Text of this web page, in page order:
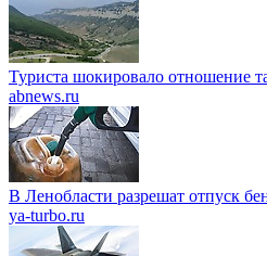
Туриста шокировало отношение
abnews.ru
В Ленобласти разрешат отпуск
ya-turbo.ru